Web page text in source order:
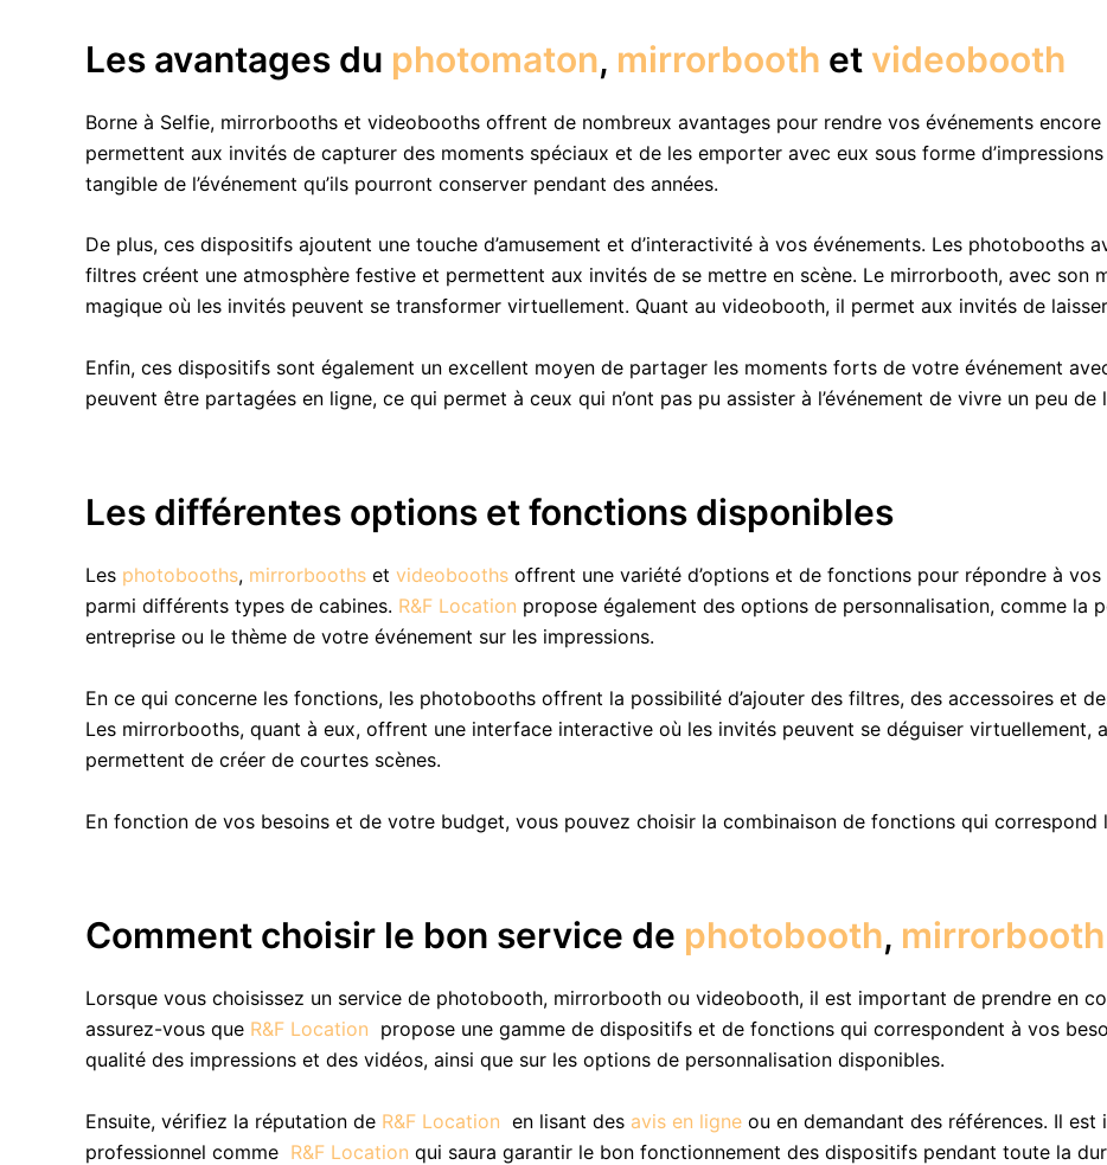
Les avantages du photomaton, mirrorbooth et videobooth
Borne à Selfie, mirrorbooths et videobooths offrent de nombreux avantages pour rendre vos événements encore
permettent aux invités de capturer des moments spéciaux et de les emporter avec eux sous forme
tangible de l’événement qu’ils pourront conserver pendant des années.
De plus, ces dispositifs ajoutent une touche d’amusement et d’interactivité à vos événements. Les photobooths
filtres créent une atmosphère festive et permettent aux invités de se mettre en scène. Le mirrorbooth, avec son
magique où les invités peuvent se transformer virtuellement. Quant au videobooth, il permet aux invités de
Enfin, ces dispositifs sont également un excellent moyen de partager les moments forts de votre événement
peuvent être partagées en ligne, ce qui permet à ceux qui n’ont pas pu assister à l’événement de vivre un peu
Les différentes options et fonctions disponibles
Les photobooths, mirrorbooths et videobooths offrent une variété d’options et de fonctions pour répondre à
parmi différents types de cabines. R&F Location propose également des options de personnalisation, comme la
entreprise ou le thème de votre événement sur les impressions.
En ce qui concerne les fonctions, les photobooths offrent la possibilité d’ajouter des filtres, des accessoires et
Les mirrorbooths, quant à eux, offrent une interface interactive où les invités peuvent se déguiser virtuellement,
permettent de créer de courtes scènes.
En fonction de vos besoins et de votre budget, vous pouvez choisir la combinaison de fonctions qui correspond
Comment choisir le bon service de photobooth, mirrorbooth
Lorsque vous choisissez un service de photobooth, mirrorbooth ou videobooth, il est important de prendre en
assurez-vous que R&F Location propose une gamme de dispositifs et de fonctions qui correspondent à vos
qualité des impressions et des vidéos, ainsi que sur les options de personnalisation disponibles.
Ensuite, vérifiez la réputation de R&F Location en lisant des avis en ligne ou en demandant des références. Il
professionnel comme R&F Location qui saura garantir le bon fonctionnement des dispositifs pendant toute la